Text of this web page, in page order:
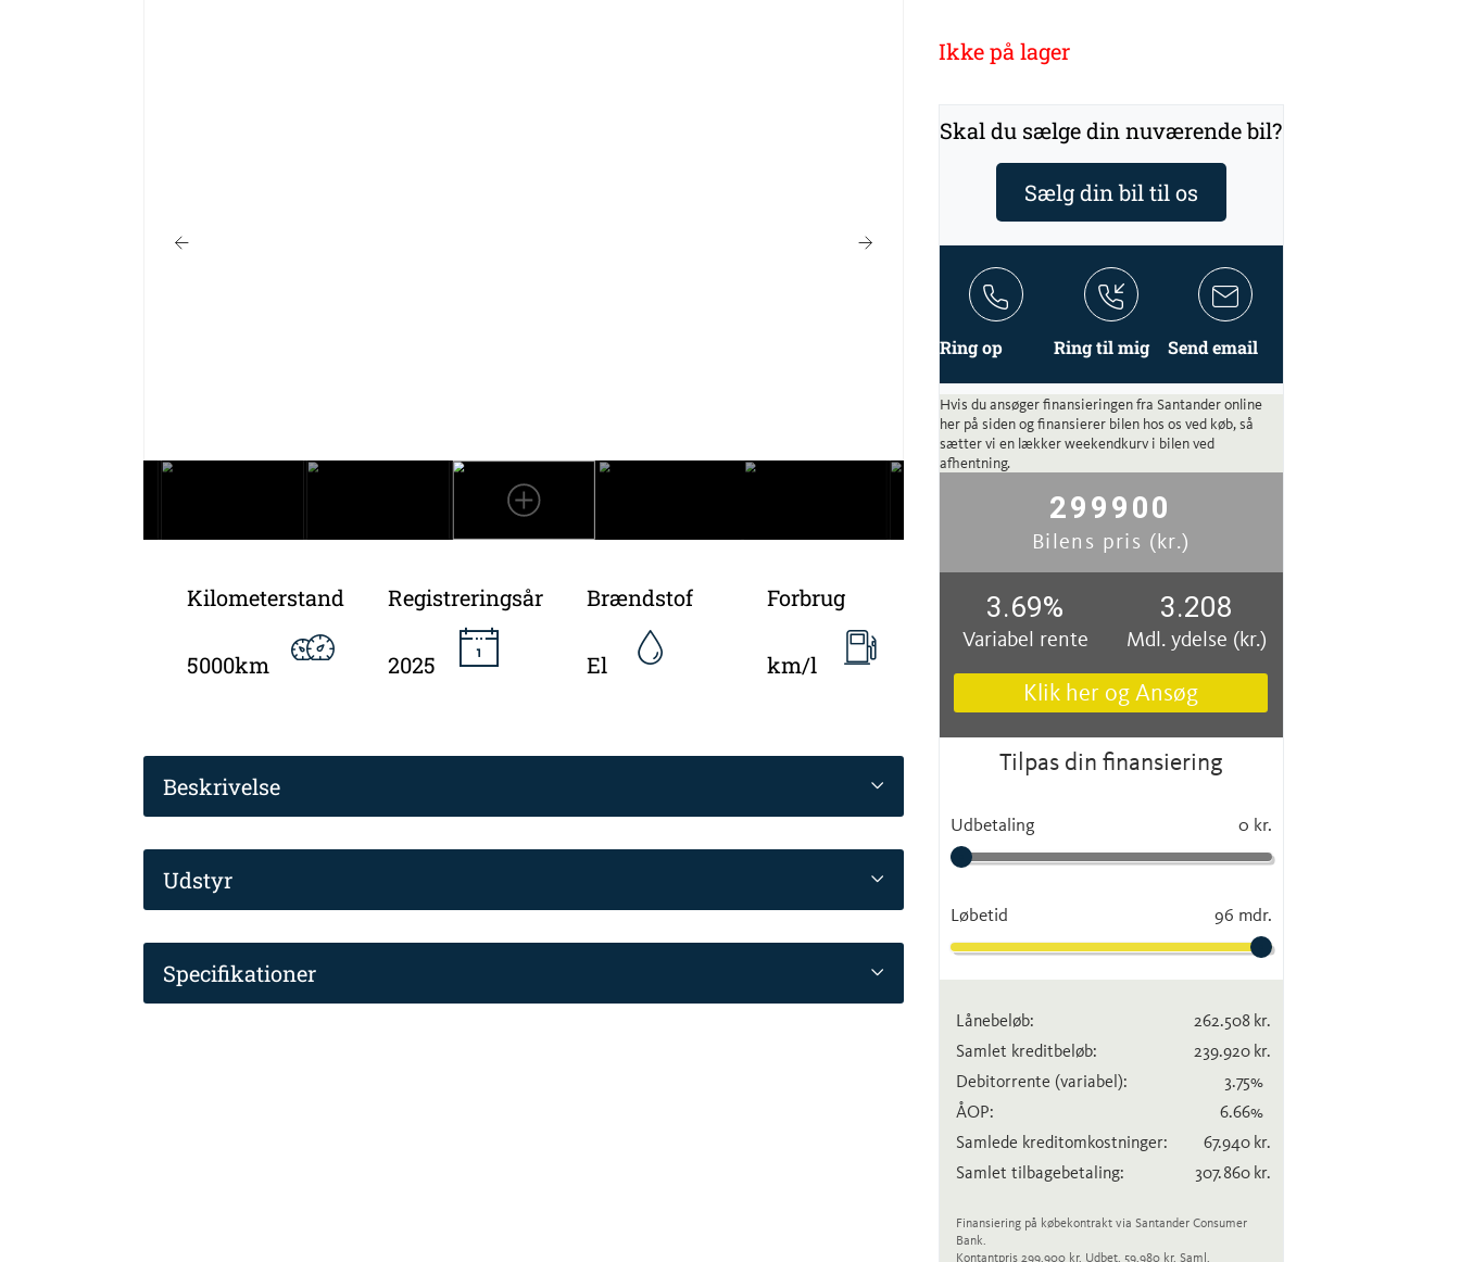
Kilometerstand
5000km
Registreringsår
2025
Brændstof
El
Forbrug
km/l
Beskrivelse
Udstyr
Specifikationer
Ikke på lager
Skal du sælge din nuværende bil?
Sælg din bil til os
Ring op Ring til mig Send email
Hvis du ansøger finansieringen fra Santander online
her på siden og finansierer bilen hos os ved køb, så
sætter vi en lækker weekendkurv i bilen ved
afhentning.
299900
Bilens pris (kr.)
3.69%
Variabel rente
3.208
Mdl. ydelse (kr.)
Klik her og Ansøg
Tilpas din finansiering
Udbetaling 0 kr.
Løbetid 96 mdr.
Lånebeløb: 262.508 kr.
Samlet kreditbeløb:
239.920 kr.
Debitorrente (variabel): 3.75%
ÅOP:
6.66%
Samlede kreditomkostninger:
67.940 kr.
Samlet tilbagebetaling:
307.860 kr.
Finansiering på købekontrakt via Santander Consumer
Bank.
Kontantpris 299.900 kr. Udbet. 59.980 kr. Saml.